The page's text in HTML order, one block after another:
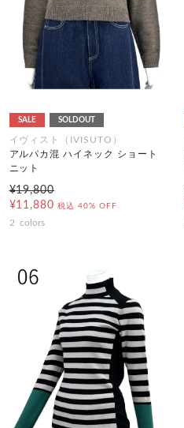
SALE SOLDOUT
イヴィスト（IVISUTO）
アルパカ混 ハイネック ショート
ニット
¥19,800
¥11,880 税込 40% OFF
2 colors